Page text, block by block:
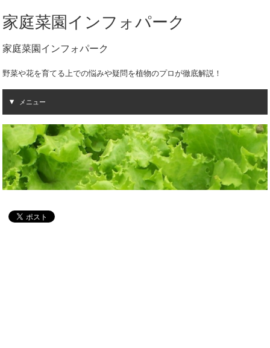
家庭菜園インフォパーク
家庭菜園インフォパーク
野菜や花を育てる上での悩みや疑問を植物のプロが徹底解説！
メニュー